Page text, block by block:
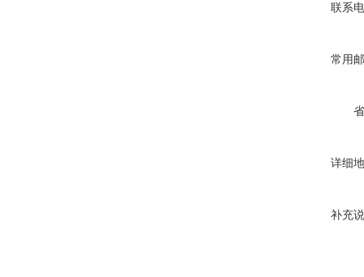
联系
常用
详细
补充